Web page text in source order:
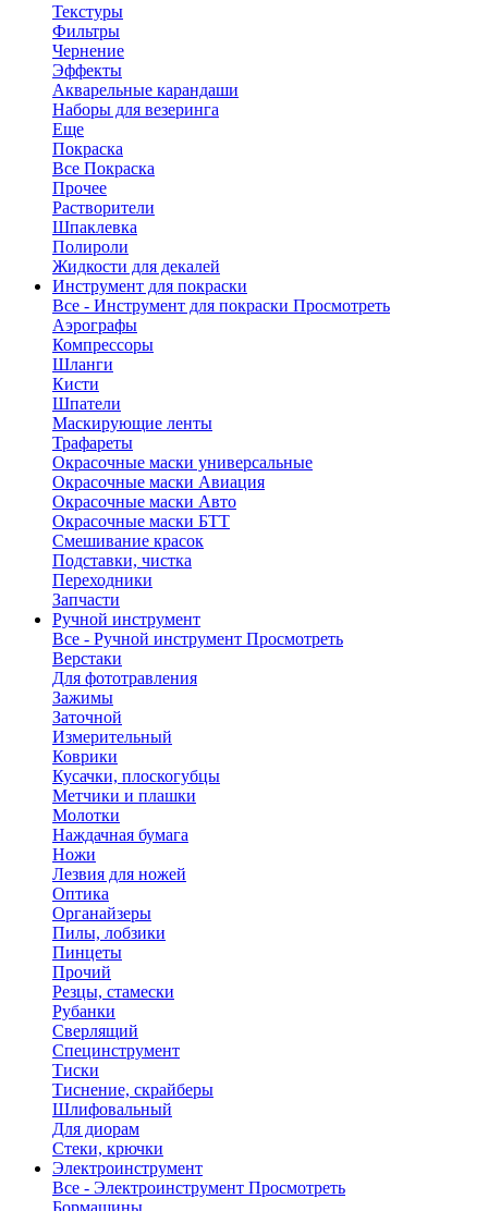
Текстуры
Фильтры
Чернение
Эффекты
Акварельные карандаши
Наборы для везеринга
Еще
Покраска
Все Покраска
Прочее
Растворители
Шпаклевка
Полироли
Жидкости для декалей
Инструмент для покраски
Все - Инструмент для покраски Просмотреть
Аэрографы
Компрессоры
Шланги
Кисти
Шпатели
Маскирующие ленты
Трафареты
Окрасочные маски универсальные
Окрасочные маски Авиация
Окрасочные маски Авто
Окрасочные маски БТТ
Смешивание красок
Подставки, чистка
Переходники
Запчасти
Ручной инструмент
Все - Ручной инструмент Просмотреть
Верстаки
Для фототравления
Зажимы
Заточной
Измерительный
Коврики
Кусачки, плоскогубцы
Метчики и плашки
Молотки
Наждачная бумага
Ножи
Лезвия для ножей
Оптика
Органайзеры
Пилы, лобзики
Пинцеты
Прочий
Резцы, стамески
Рубанки
Сверлящий
Специнструмент
Тиски
Тиснение, скрайберы
Шлифовальный
Для диорам
Стеки, крючки
Электроинструмент
Все - Электроинструмент Просмотреть
Бормашины